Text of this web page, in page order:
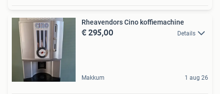
Rheavendors Cino koffiemachine
€ 295,00 Details
Makkum 1 aug 26